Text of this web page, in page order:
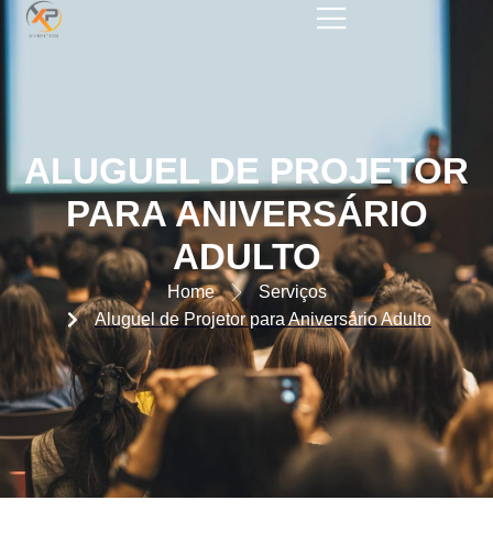
ALUGUEL DE PROJETOR
PARA ANIVERSÁRIO
ADULTO
Home
Serviços
Aluguel de Projetor para Aniversário Adulto